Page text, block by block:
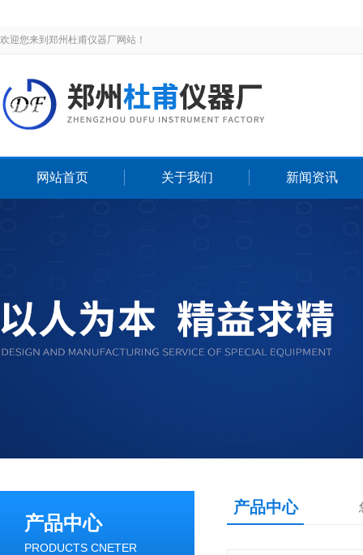
欢迎您来到郑州杜甫仪器厂网站！
网站首页 关于我们 新闻资讯
产品中心
PRODUCTS CNETER
产品中心